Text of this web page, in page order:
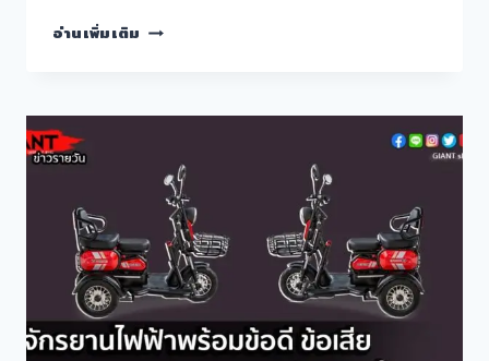
อ่านเพิ่มเติม GIANT
ช่วย
ประสบ
น้ำ
ท่วม